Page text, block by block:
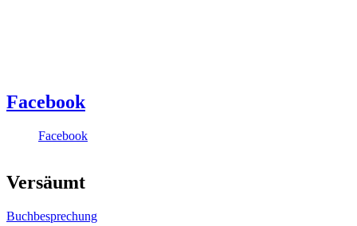
Facebook
Facebook
Versäumt
Buchbesprechung